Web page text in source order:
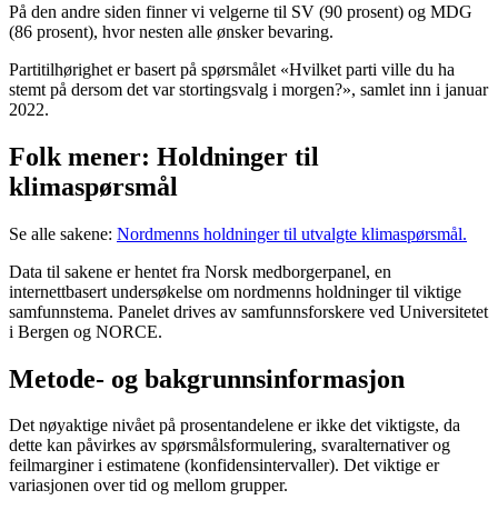
På den andre siden finner vi velgerne til SV (90 prosent) og MDG
(86 prosent), hvor nesten alle ønsker bevaring.
Partitilhørighet er basert på spørsmålet «Hvilket parti ville du ha
stemt på dersom det var stortingsvalg i morgen?», samlet inn i januar
2022.
Folk mener: Holdninger til
klimaspørsmål
Se alle sakene: Nordmenns holdninger til utvalgte klimaspørsmål.
Data til sakene er hentet fra Norsk medborgerpanel, en
internettbasert undersøkelse om nordmenns holdninger til viktige
samfunnstema. Panelet drives av samfunnsforskere ved Universitetet
i Bergen og NORCE.
Metode- og bakgrunnsinformasjon
Det nøyaktige nivået på prosentandelene er ikke det viktigste, da
dette kan påvirkes av spørsmålsformulering, svaralternativer og
feilmarginer i estimatene (konfidensintervaller). Det viktige er
variasjonen over tid og mellom grupper.